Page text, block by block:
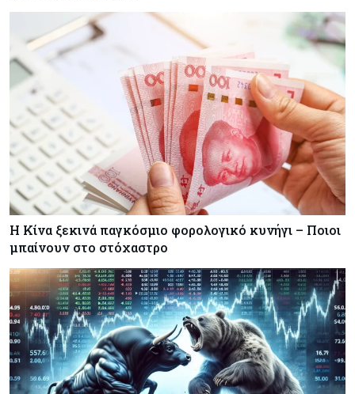
Η Κίνα ξεκινά παγκόσμιο φορολογικό κυνήγι – Ποιοι
μπαίνουν στο στόχαστρο